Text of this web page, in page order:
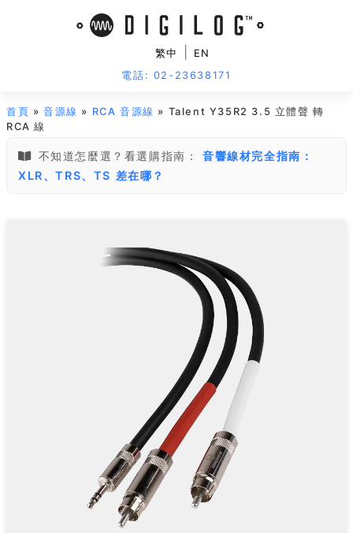
繁中
EN
電話: 02-23638171
首頁 »音源線 » RCA 音源線 » Talent Y35R2 3.5 立體聲 轉
RCA 線
不知道怎麼選？看選購指南：
音響線材完全指南：
XLR、TRS、TS 差在哪？